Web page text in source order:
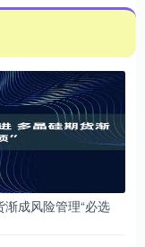
成风险管理“必选